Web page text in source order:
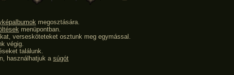
megosztására.
menüpontban.
versesköteteket osztunk meg egymással.
végig.
találunk.
használhatjuk a súgót